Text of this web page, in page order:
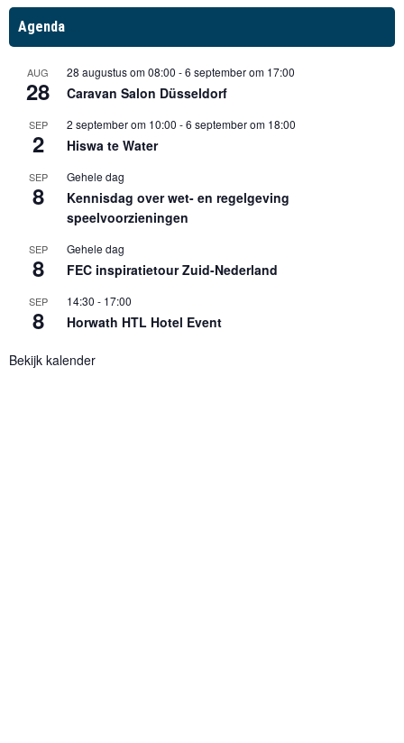
Agenda
AUG
28
28 augustus om 08:00 -6 september om 17:00
Caravan Salon Düsseldorf
SEP
2
2 september om 10:00 -6 september om 18:00
Hiswa te Water
SEP
8
Gehele dag
Kennisdag over wet- en regelgeving
speelvoorzieningen
SEP
8
Gehele dag
FEC inspiratietour Zuid-Nederland
SEP
8
14:30 - 17:00
Horwath HTL Hotel Event
Bekijk kalender